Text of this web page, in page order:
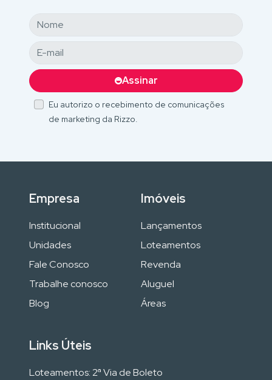
Assinar
Eu autorizo o recebimento de comunicações
de marketing da Rizzo.
Empresa
Institucional
Unidades
Fale Conosco
Trabalhe conosco
Blog
Imóveis
Lançamentos
Loteamentos
Revenda
Aluguel
Áreas
Links Úteis
Loteamentos: 2ª Via de Boleto